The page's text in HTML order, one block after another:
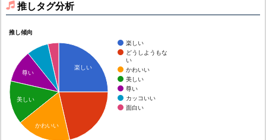
推しタグ分析
推し傾向
楽しい
どうしようもな
い
かわいい
美しい
尊い
カッコいい
面白い
楽しい
尊い
美しい
かわいい